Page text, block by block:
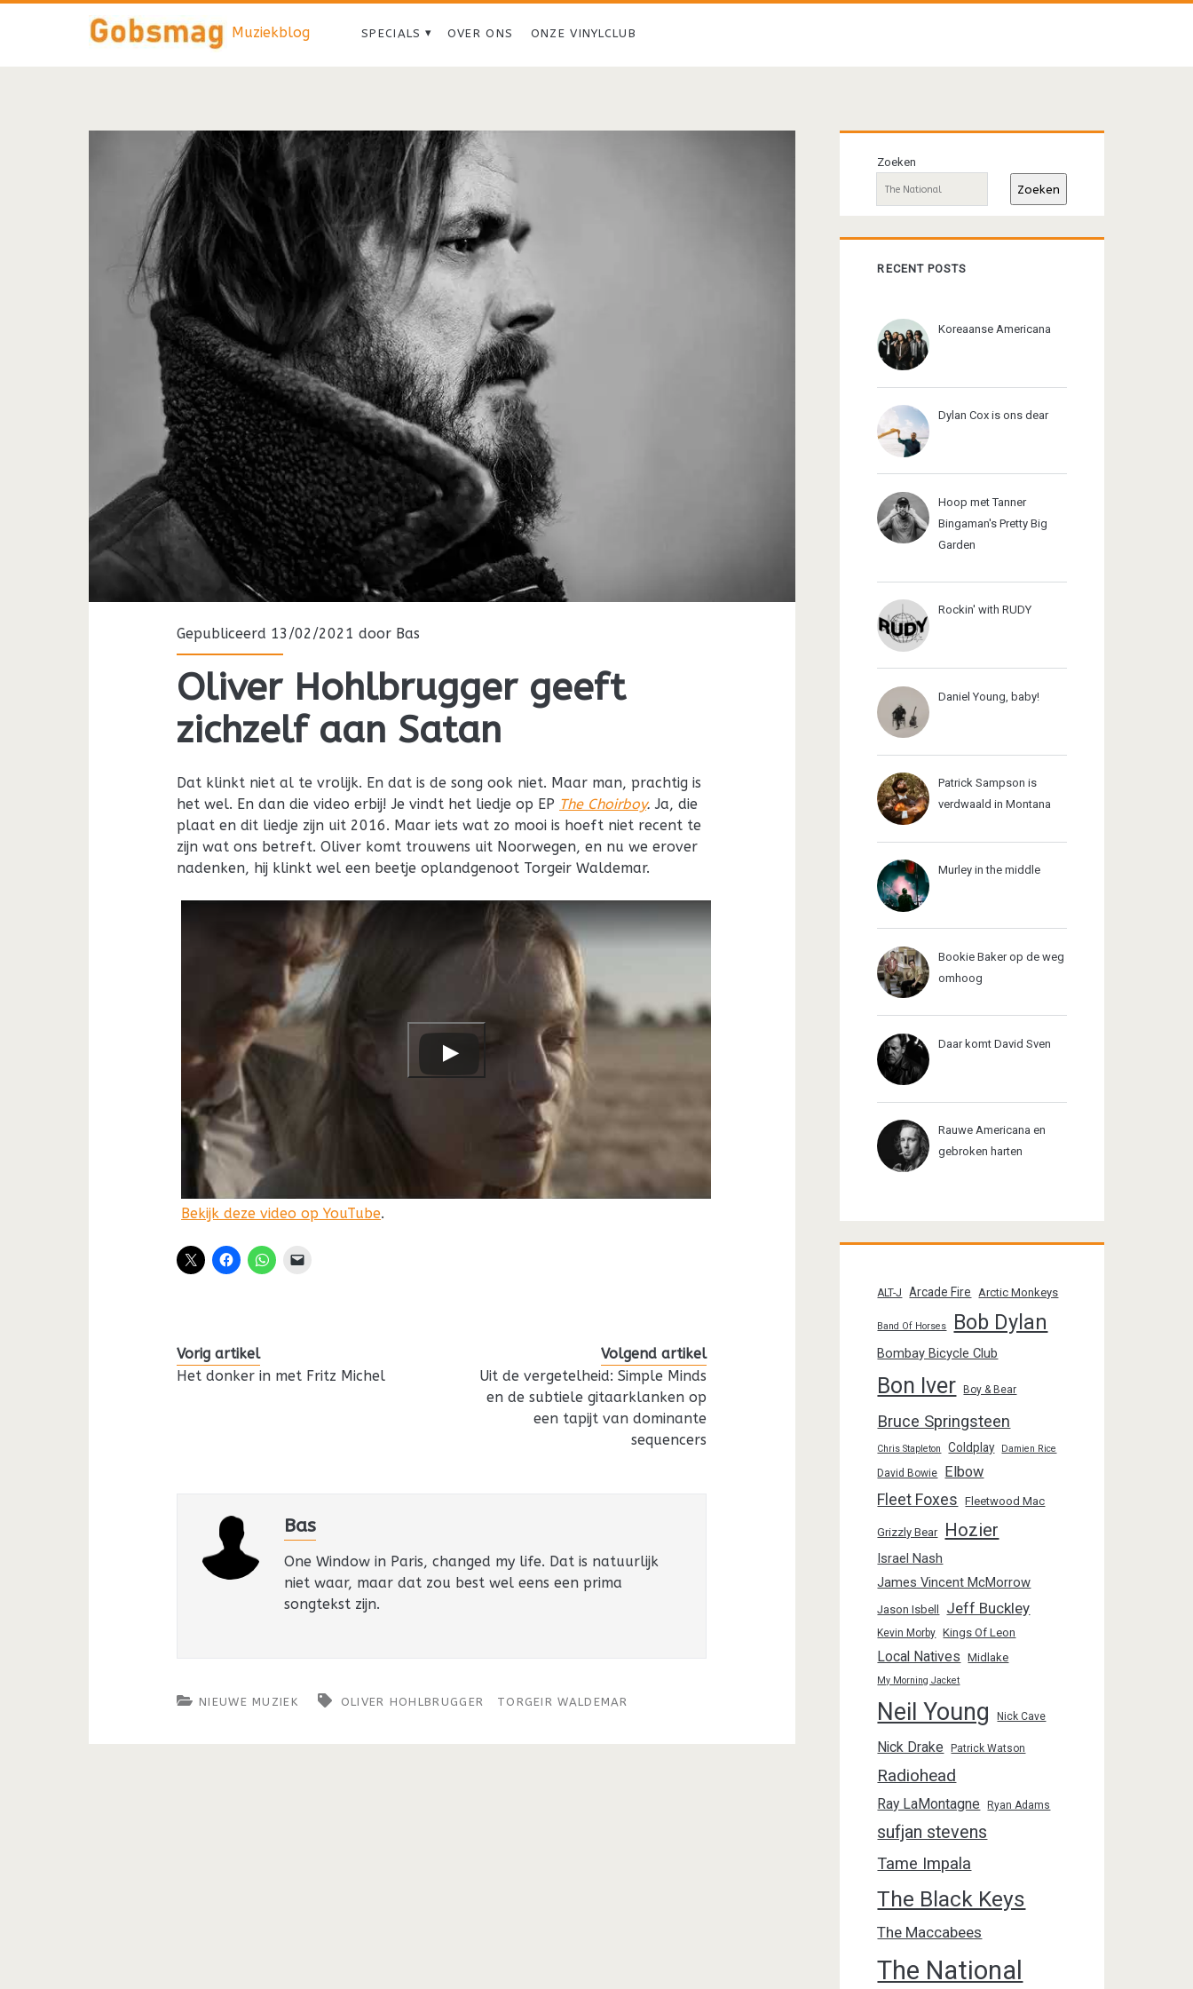
Muziekblog SPECIALS OVER ONS ONZE VINYLCLUB
Gepubliceerd 13/02/2021 door Bas
Oliver Hohlbrugger geeft
zichzelf aan Satan
Dat klinkt niet al te vrolijk. En dat is de song ook niet. Maar man, prachtig is
het wel. En dan die video erbij! Je vindt het liedje op EP The Choirboy.Ja, die
plaat en dit liedje zijn uit 2016. Maar iets wat zo mooi is hoeft niet recent te
zijn wat ons betreft. Oliver komt trouwens uit Noorwegen, en nu we erover
nadenken, hij klinkt wel een beetje oplandgenoot Torgeir Waldemar.
Bekijk deze video op YouTube.
Vorig artikel
Het donker in met Fritz Michel
Volgend artikel
Uit de vergetelheid: Simple Minds
en de subtiele gitaarklanken op
een tapijt van dominante
sequencers
Bas
One Window in Paris, changed my life. Dat is natuurlijk
niet waar, maar dat zou best wel eens een prima
songtekst zijn.
NIEUWE MUZIEK OLIVER HOHLBRUGGER TORGEIR WALDEMAR
Primaire
sidebar
Zoeken
Zoeken
RECENT POSTS
Koreaanse Americana
Dylan Cox is ons dear
Hoop met Tanner
Bingaman's Pretty Big
Garden
Rockin' with RUDY
Daniel Young, baby!
Patrick Sampson is
verdwaald in Montana
Murley in the middle
Bookie Baker op de weg
omhoog
Daar komt David Sven
Rauwe Americana en
gebroken harten
ALT-J Arcade Fire Arctic Monkeys
Band Of Horses Bob Dylan
Bombay Bicycle Club
Bon Iver Boy & Bear
Bruce Springsteen
Chris Stapleton Coldplay Damien Rice
David Bowie Elbow
Fleet Foxes Fleetwood Mac
Grizzly Bear Hozier
Israel Nash
James Vincent McMorrow
Jason Isbell Jeff Buckley
Kevin Morby Kings Of Leon
Local Natives Midlake
My Morning Jacket
Neil Young Nick Cave
Nick Drake Patrick Watson
Radiohead
Ray LaMontagne Ryan Adams
sufjan stevens
Tame Impala
The Black Keys
The Maccabees
The National